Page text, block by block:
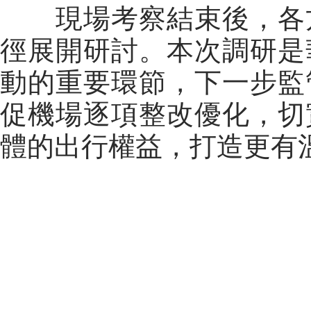
現場考察結束後，各
徑展開研討。本次調研
動的重要環節，下一步
促機場逐項整改優化，
體的出行權益，打造更有